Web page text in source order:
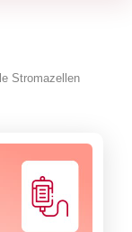
Stromazellen